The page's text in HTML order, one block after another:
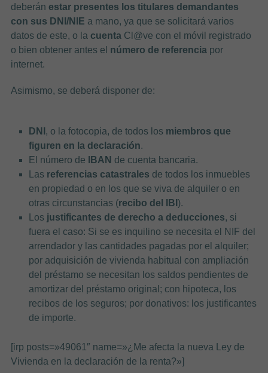
deberán estar presentes los titulares demandantes
con sus DNI/NIE a mano, ya que se solicitará varios
datos de este, o la cuenta Cl@ve con el móvil registrado
o bien obtener antes el número de referenciapor
internet.
Asimismo, se deberá disponer de:
DNI , o la fotocopia, de todos los miembros que
figuren en la declaración.
El número de
IBAN de cuenta bancaria.
Las referencias catastrales de todos los inmuebles
en propiedad o en los que se viva de alquiler o en
otras circunstancias (recibo del IBI).
Los justificantes de derecho a deducciones, si
fuera el caso: Si se es inquilino se necesita el NIF del
arrendador y las cantidades pagadas por el alquiler;
por adquisición de vivienda habitual con ampliación
del préstamo se necesitan los saldos pendientes de
amortizar del préstamo original; con hipoteca, los
recibos de los seguros; por donativos: los justificantes
de importe.
[irp posts=»49061″ name=»¿Me afecta la nueva Ley de
Vivienda en la declaración de la renta?»]